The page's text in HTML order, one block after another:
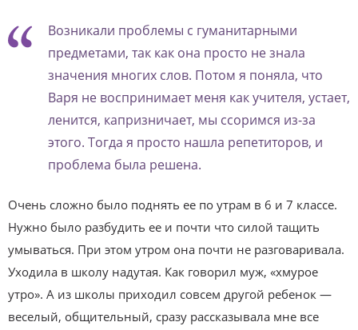
Возникали проблемы с гуманитарными
предметами, так как она просто не знала
значения многих слов. Потом я поняла, что
Варя не воспринимает меня как учителя, устает,
ленится, капризничает, мы ссоримся из-за
этого. Тогда я просто нашла репетиторов, и
проблема была решена.
Очень сложно было поднять ее по утрам в 6 и 7 классе.
Нужно было разбудить ее и почти что силой тащить
умываться. При этом утром она почти не разговаривала.
Уходила в школу надутая. Как говорил муж, «хмурое
утро». А из школы приходил совсем другой ребенок —
веселый, общительный, сразу рассказывала мне все